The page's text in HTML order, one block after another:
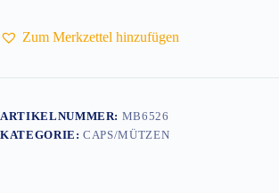
Zum Merkzettel hinzufügen
ARTIKELNUMMER: MB6526
KATEGORIE:CAPS/MÜTZEN